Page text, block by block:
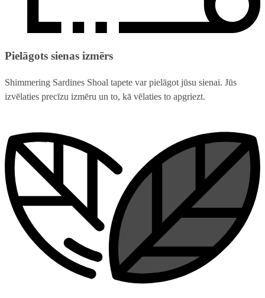
Pielāgots sienas izmērs
Shimmering Sardines Shoal tapete var pielāgot jūsu sienai. Jūs
izvēlaties precīzu izmēru un to, kā vēlaties to apgriezt.